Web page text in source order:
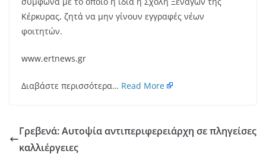
Κέρκυρας, ζητά να μην γίνουν εγγραφές νέων
φοιτητών.
www.ertnews.gr
Διαβάστε περισσότερα… Read More
Γρεβενά: Αυτοψία αντιπεριφερειάρχη σε πληγείσες
καλλιέργειες